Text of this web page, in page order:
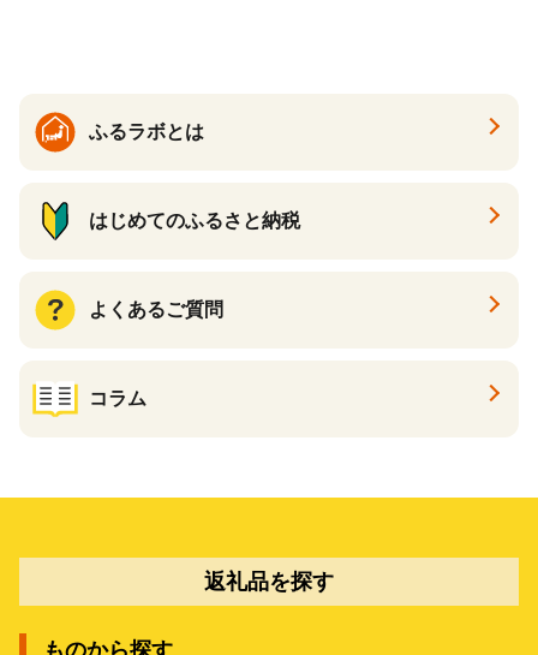
ふるラボとは
はじめてのふるさと納税
よくあるご質問
コラム
返礼品を探す
ものから探す